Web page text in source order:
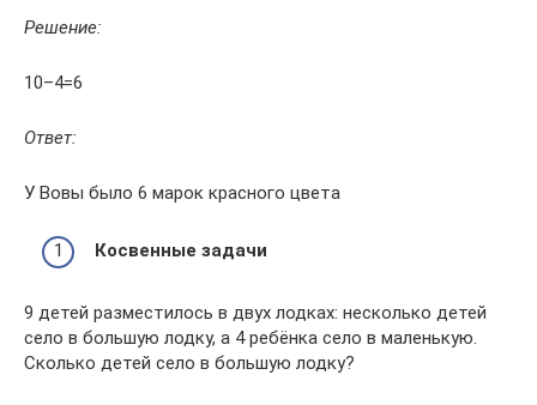
Решение:
10–4=6
Ответ:
У Вовы было 6 марок красного цвета
Косвенные задачи
9 детей разместилось в двух лодках: несколько детей
село в большую лодку, а 4 ребёнка село в маленькую.
Сколько детей село в большую лодку?